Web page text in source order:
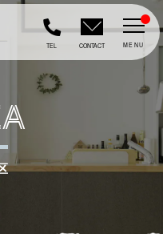
TEL CONTACT MENU